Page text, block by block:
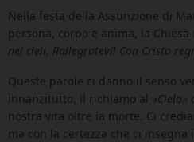
Nella festa della Assunzione di
persona, corpo e anima, la Chiesa
nei cieli. Rallegratevi! Con Cristo
Queste parole ci danno il senso
innanzitutto, il richiamo al «Cielo»
nostra vita oltre la morte. Ci
ma con la certezza che ci insegna